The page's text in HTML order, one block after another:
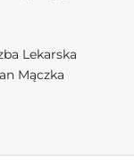
Lekarska
Mączka